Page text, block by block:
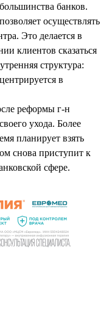
банков.
осуществлять
Это делается в
клиентов сказаться
структура:
в
реформы г-н
ухода. Более
планирует взять
снова приступит к
сфере.